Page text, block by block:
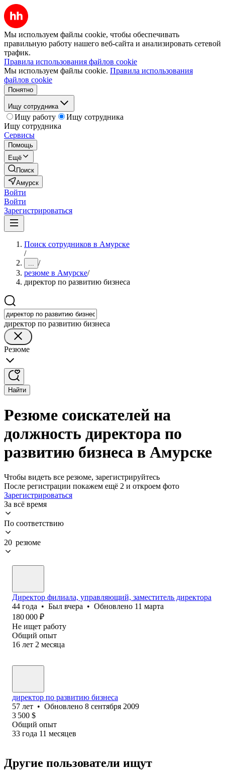
Мы используем файлы cookie, чтобы обеспечивать
правильную работу нашего веб-сайта и анализировать сетевой
трафик.
Правила использования файлов cookie
Мы используем файлы cookie. Правила использования
файлов cookie
Понятно
Ищу сотрудника
Ищу работу
Ищу сотрудника
Ищу сотрудника
Сервисы
Помощь
Ещё
Поиск
Амурск
Войти
Войти
Зарегистрироваться
Поиск сотрудников в Амурске
/
... /
резюме в Амурске/
директор по развитию бизнеса
директор по развитию бизнеса
Резюме
Найти
Резюме соискателей на
должность директора по
развитию бизнеса в Амурске
Чтобы видеть все резюме, зарегистрируйтесь
После регистрации покажем ещё 2 и откроем фото
Зарегистрироваться
За всё время
По соответствию
20 резюме
Директор филиала, управляющий, заместитель директора
44 года • Был вчера • Обновлено 11 марта
180 000 ₽
Не ищет работу
Общий опыт
16 лет 2 месяца
директор по развитию бизнеса
57 лет • Обновлено 8 сентября 2009
3 500 $
Общий опыт
33 года 11 месяцев
Другие пользователи ищут